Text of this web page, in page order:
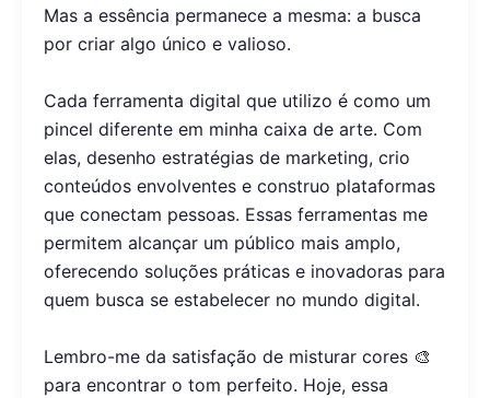
Mas a essência permanece a mesma: a busca
por criar algo único e valioso.
Cada ferramenta digital que utilizo é como um
pincel diferente em minha caixa de arte. Com
elas, desenho estratégias de marketing, crio
conteúdos envolventes e construo plataformas
que conectam pessoas. Essas ferramentas me
permitem alcançar um público mais amplo,
oferecendo soluções práticas e inovadoras para
quem busca se estabelecer no mundo digital.
Lembro-me da satisfação de misturar cores 🎨
para encontrar o tom perfeito. Hoje, essa